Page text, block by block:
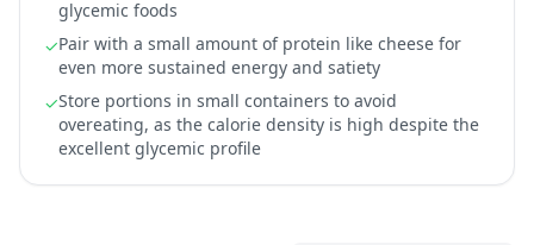
glycemic foods
✓Pair with a small amount of protein like cheese for
even more sustained energy and satiety
✓Store portions in small containers to avoid
overeating, as the calorie density is high despite the
excellent glycemic profile